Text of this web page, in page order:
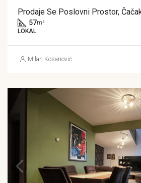
Prodaje Se Poslovni Prostor,
57m²
LOKAL
Milan Kosanović